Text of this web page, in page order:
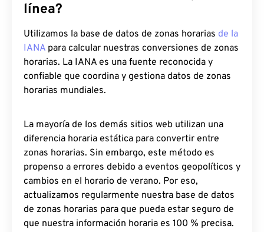
línea?
Utilizamos la base de datos de zonas horarias de la
IANA para calcular nuestras conversiones de zonas
horarias. La IANA es una fuente reconocida y
confiable que coordina y gestiona datos de zonas
horarias mundiales.
La mayoría de los demás sitios web utilizan una
diferencia horaria estática para convertir entre
zonas horarias. Sin embargo, este método es
propenso a errores debido a eventos geopolíticos y
cambios en el horario de verano. Por eso,
actualizamos regularmente nuestra base de datos
de zonas horarias para que pueda estar seguro de
que nuestra información horaria es 100 % precisa.